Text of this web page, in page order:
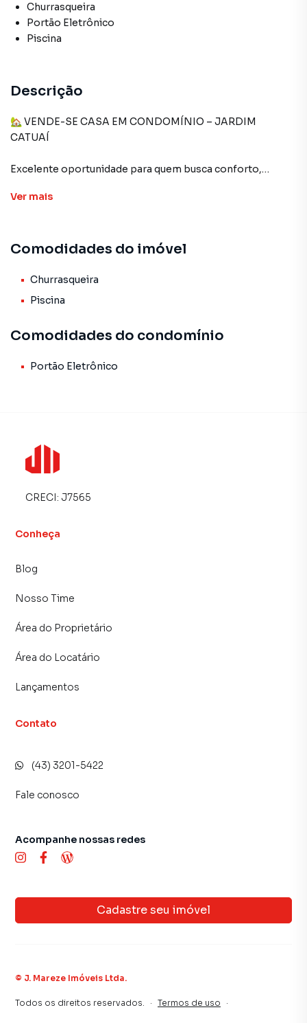
Churrasqueira
Portão Eletrônico
Piscina
Descrição
🏡 VENDE-SE CASA EM CONDOMÍNIO – JARDIM
CATUAÍ
Excelente oportunidade para quem busca conforto,
3 quartos, sendo 1 suíte
Cozinha funcional
Banheiro social
Vagas de garagem
Localizada em condomínio fechado
💰 Entre em contato para mais informações e agendar uma
visita!
Ver mais
Comodidades do imóvel
Churrasqueira
Piscina
Comodidades do condomínio
Portão Eletrônico
CRECI: J7565
Conheça
Blog
Nosso Time
Área do Proprietário
Área do Locatário
Lançamentos
Contato
(43) 3201-5422
Fale conosco
Cadastre seu imóvel
Acompanhe nossas redes
© J. Mareze Imóveis Ltda.
Todos os direitos reservados. · Termos de uso ·